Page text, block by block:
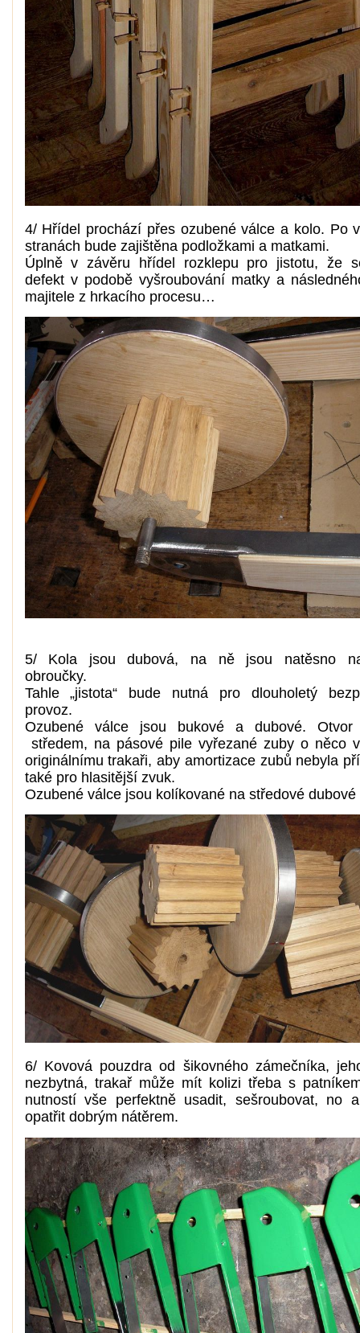
4/ Hřídel prochází přes ozubené válce a kolo. Po
stranách bude zajištěna podložkami a matkami.
Úplně v závěru hřídel rozklepu pro jistotu, že
defekt v podobě vyšroubování matky a
majitele z hrkacího procesu…
5/ Kola jsou dubová, na ně jsou natěsno
obroučky.
Tahle „jistota“ bude nutná pro dlouholetý
provoz.
Ozubené válce jsou bukové a dubové.
středem, na pásové pile vyřezané zuby o něco
originálnímu trakaři, aby amortizace zubů nebyla
také pro hlasitější zvuk.
Ozubené válce jsou kolíkované na středové dubové
6/ Kovová pouzdra od šikovného zámečníka,
nezbytná, trakař může mít kolizi třeba s
nutností vše perfektně usadit, sešroubovat, no
opatřit dobrým nátěrem.